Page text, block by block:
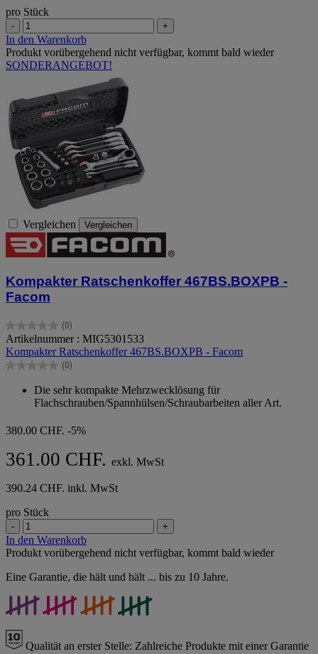
pro Stück
- +
In den Warenkorb
Produkt vorübergehend nicht verfügbar, kommt bald wieder
SONDERANGEBOT!
Vergleichen Vergleichen
Kompakter Ratschenkoffer 467BS.BOXPB -
Facom
(0)
0.0
von
5
Sternen.
Artikelnummer : MIG5301533
Kompakter Ratschenkoffer 467BS.BOXPB - Facom
(0)
0.0
Sternen.
Die sehr kompakte Mehrzwecklösung für
Flachschrauben/Spannhülsen/Schraubarbeiten aller Art.
380.00 CHF. -5%
361.00 CHF. exkl. MwSt
390.24 CHF. inkl. MwSt
pro Stück
- +
In den Warenkorb
Produkt vorübergehend nicht verfügbar, kommt bald wieder
Eine Garantie, die hält und hält ... bis zu 10 Jahre.
Qualität an erster Stelle: Zahlreiche Produkte mit einer Garantie